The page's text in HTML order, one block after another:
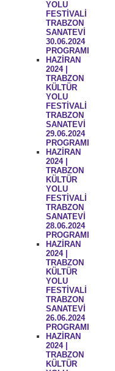
YOLU
FESTİVALİ
TRABZON
SANATEVİ
30.06.2024
PROGRAMI
HAZİRAN
2024 |
TRABZON
KÜLTÜR
YOLU
FESTİVALİ
TRABZON
SANATEVİ
29.06.2024
PROGRAMI
HAZİRAN
2024 |
TRABZON
KÜLTÜR
YOLU
FESTİVALİ
TRABZON
SANATEVİ
28.06.2024
PROGRAMI
HAZİRAN
2024 |
TRABZON
KÜLTÜR
YOLU
FESTİVALİ
TRABZON
SANATEVİ
26.06.2024
PROGRAMI
HAZİRAN
2024 |
TRABZON
KÜLTÜR